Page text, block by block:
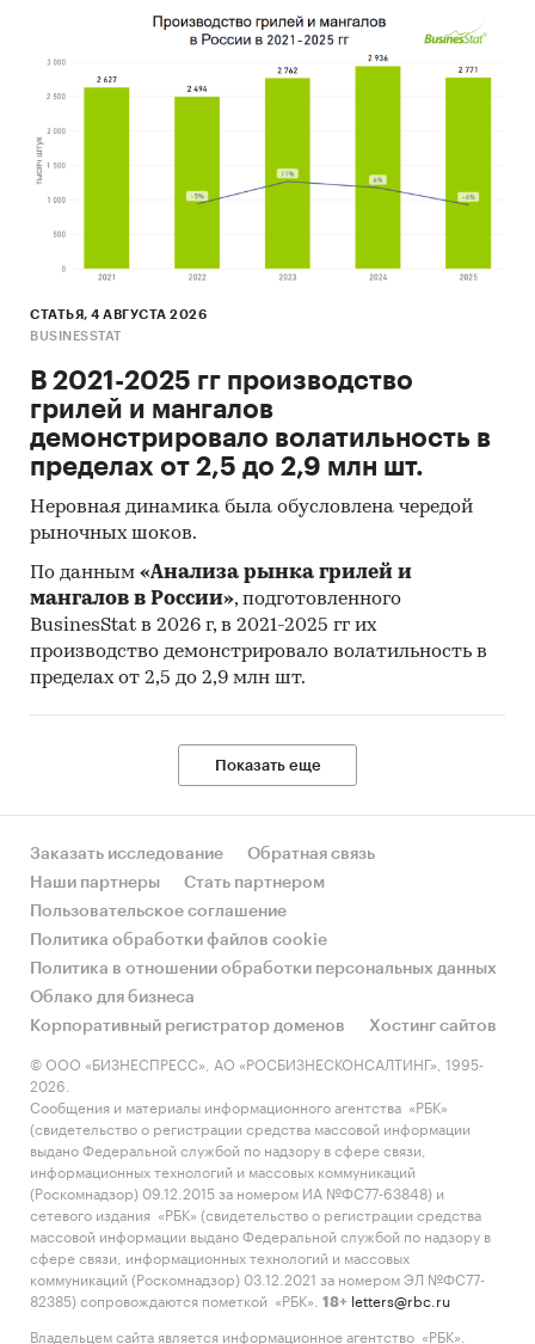
СТАТЬЯ, 4 АВГУСТА 2026
BUSINESSTAT
В 2021-2025 гг производство
грилей и мангалов
демонстрировало волатильность в
пределах от 2,5 до 2,9 млн шт.
Неровная динамика была обусловлена чередой
рыночных шоков.
По данным «Анализа рынка грилей и
мангалов в России», подготовленного
BusinesStat в 2026 г, в 2021-2025 гг их
производство демонстрировало волатильность в
пределах от 2,5 до 2,9 млн шт.
Показать еще
Заказать исследование
Обратная связь
Наши партнеры
Стать партнером
Пользовательское соглашение
Политика обработки файлов cookie
Политика в отношении обработки персональных данных
Облако для бизнеса
Корпоративный регистратор доменов
Хостинг сайтов
© ООО «БИЗНЕСПРЕСС», АО «РОСБИЗНЕСКОНСАЛТИНГ», 1995-
2026.
Сообщения и материалы информационного агентства «РБК»
(свидетельство о регистрации средства массовой информации
выдано Федеральной службой по надзору в сфере связи,
информационных технологий и массовых коммуникаций
(Роскомнадзор) 09.12.2015 за номером ИА №ФС77-63848) и
сетевого издания «РБК» (свидетельство о регистрации средства
массовой информации выдано Федеральной службой по надзору в
сфере связи, информационных технологий и массовых
коммуникаций (Роскомнадзор) 03.12.2021 за номером ЭЛ №ФС77-
82385) сопровождаются пометкой «РБК».
18+ letters@rbc.ru
Владельцем сайта является информационное агентство «РБК».